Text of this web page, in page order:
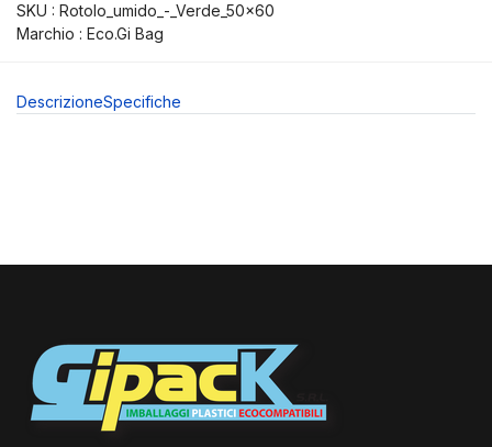
SKU : Rotolo_umido_-_Verde_50x60
Marchio : Eco.Gi Bag
DescrizioneSpecifiche